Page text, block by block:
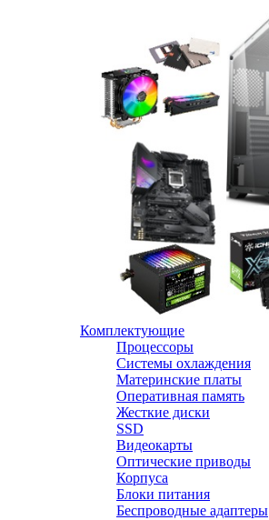
Комплектующие
Процессоры
Системы охлаждения
Материнские платы
Оперативная память
Жесткие диски
SSD
Видеокарты
Оптические приводы
Корпуса
Блоки питания
Беспроводные адаптеры